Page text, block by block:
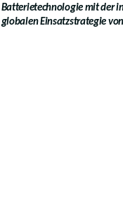
Batterietechnologie mit der
globalen Einsatzstrategie